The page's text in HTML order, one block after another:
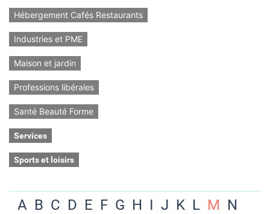
Hébergement Cafés Restaurants
Industries et PME
Maison et jardin
Professions libérales
Santé Beauté Forme
Services
Sports et loisirs
A B C D E F G H I J K L M N